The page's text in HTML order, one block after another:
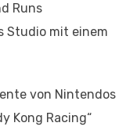
Runs
Studio mit einem
von Nintendos
Kong Racing“